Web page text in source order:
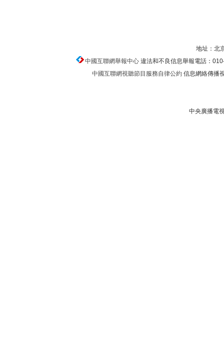
地址：北
中國互聯網舉報中心違法和不良信息舉報電話：
中國互聯網視聽節目服務自律公約信息網絡傳播
中央廣播電